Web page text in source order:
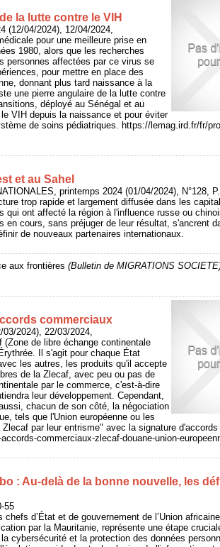
la lutte contre le VIH
(12/04/2024), 12/04/2024,
pour une meilleure prise en
1980, alors que les recherches
personnes affectées par ce virus se
pour mettre en place des
donnant plus tard naissance à la
une pierre angulaire de la lutte contre
déployé au Sénégal et au
VIH depuis la naissance et pour éviter
de soins pédiatriques. https://lemag.ird.fr/fr/
et au Sahel
printemps 2024 (01/04/2024), N°128,
trop rapide et largement diffusée dans les
qui ont affecté la région à l'influence russe ou
cours, sans préjuger de leur résultat, s'ancrent
de nouveaux partenaires internationaux.
aux frontières (Bulletin de MIGRATIONS
commerciaux
2024), 22/03/2024,
de libre échange continentale
Il s'agit pour chaque État
les autres, les produits qu'il accepte
de la Zlecaf, avec peu ou pas de
par le commerce, c'est-à-dire
leur développement. Cependant,
chacun de son côté, la négociation
tels que l'Union européenne ou les
par leur entrisme" avec la signature d'accords
commerciaux-zlecaf-douane-union-
: Au-delà de la bonne nouvelle, les
55
d’État et de gouvernement de l’Union
par la Mauritanie, représente une étape
cybersécurité et la protection des données